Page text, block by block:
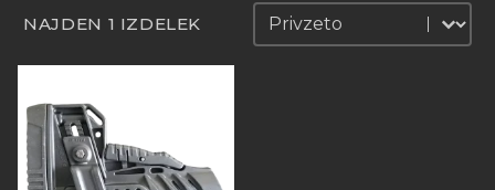
NAJDEN 1 IZDELEK Sortiraj
Sortiraj